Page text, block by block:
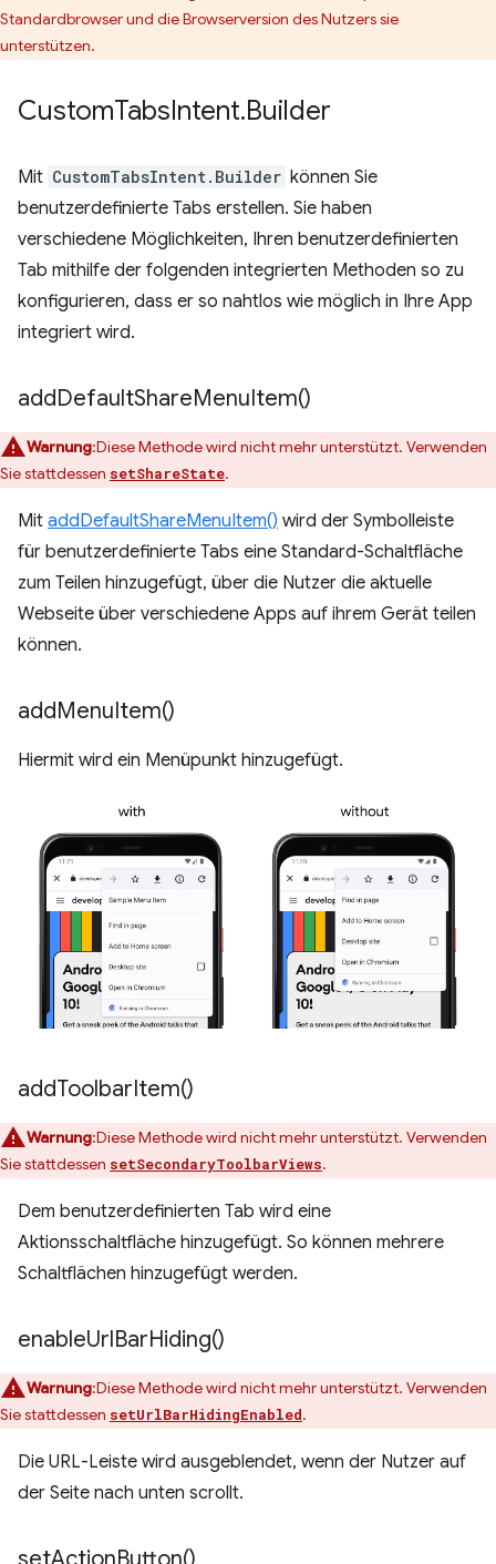
Standardbrowser und die Browserversion des Nutzers sie
unterstützen.
CustomTabsIntent.Builder
Mit CustomTabsIntent.Builder können Sie
benutzerdefinierte Tabs erstellen. Sie haben
verschiedene Möglichkeiten, Ihren benutzerdefinierten
Tab mithilfe der folgenden integrierten Methoden so zu
konfigurieren, dass er so nahtlos wie möglich in Ihre App
integriert wird.
addDefaultShareMenuItem()
Warnung:Diese Methode wird nicht mehr unterstützt. Verwenden
Sie stattdessen setShareState.
Mit addDefaultShareMenuItem() wird der Symbolleiste
für benutzerdefinierte Tabs eine Standard-Schaltfläche
zum Teilen hinzugefügt, über die Nutzer die aktuelle
Webseite über verschiedene Apps auf ihrem Gerät teilen
können.
addMenuItem()
Hiermit wird ein Menüpunkt hinzugefügt.
addToolbarItem()
Warnung:Diese Methode wird nicht mehr unterstützt. Verwenden
Sie stattdessen setSecondaryToolbarViews.
Dem benutzerdefinierten Tab wird eine
Aktionsschaltfläche hinzugefügt. So können mehrere
Schaltflächen hinzugefügt werden.
enableUrlBarHiding()
Warnung:Diese Methode wird nicht mehr unterstützt. Verwenden
Sie stattdessen setUrlBarHidingEnabled.
Die URL-Leiste wird ausgeblendet, wenn der Nutzer auf
der Seite nach unten scrollt.